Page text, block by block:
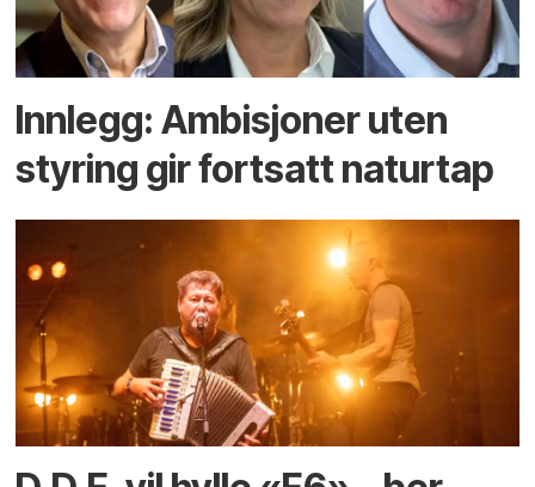
Innlegg: Ambisjoner uten
styring gir fortsatt naturtap